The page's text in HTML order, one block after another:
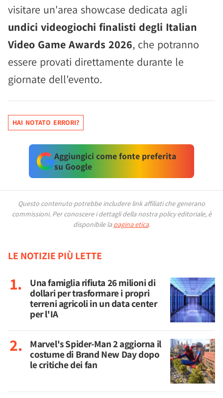
visitare un'area showcase dedicata agli
undici videogiochi finalisti degli Italian
Video Game Awards 2026, che potranno
essere provati direttamente durante le
giornate dell'evento.
HAI NOTATO ERRORI?
Aggiungici come fonte preferita
su Google
Questo contenuto potrebbe includere link affiliati che generano
commissioni. Per conoscere i dettagli della nostra policy editoriale, è
disponibile la pagina etica.
LE NOTIZIE PIÙ LETTE
Una famiglia rifiuta 26 milioni di
dollari per trasformare i propri
terreni agricoli in un data center
per l'IA
Marvel's Spider-Man 2 aggiorna il
costume di Brand New Day dopo
le critiche dei fan